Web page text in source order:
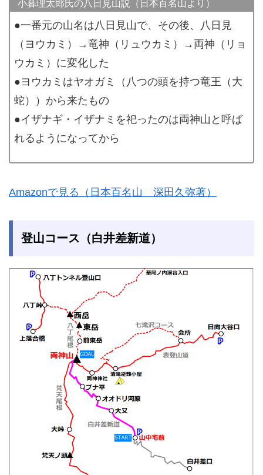
小暮理太郎氏の八日見山説（日本百名山より）
●一番元の山名は八日見山で、その後、八日見
（ヨウカミ）→竜神（リュウカミ）→両神（リョ
ウカミ）に変化した
●ヨウカミはヤオガミ（八つの頭を持つ竜王（大
蛇））から来たもの
●イザナギ・イザナミを祀ったのは両神山と呼ば
れるようになってから
Amazonで見る（日本百名山 深田久弥著）
登山コース（白井差新道）